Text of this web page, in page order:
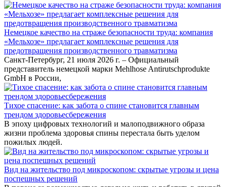
Немецкое качество на страже безопасности труда: компания
«Мельхозе» предлагает комплексные решения для
предотвращения производственного травматизма
Санкт-Петербург, 21 июля 2026 г. – Официальный
представитель немецкой марки Mehlhose Antirutschprodukte
GmbH в России,
Тихое спасение: как забота о спине становится главным
трендом здоровьесбережения
В эпоху цифровых технологий и малоподвижного образа
жизни проблема здоровья спины перестала быть уделом
пожилых людей.
Вид на жительство под микроскопом: скрытые угрозы и цена
поспешных решений